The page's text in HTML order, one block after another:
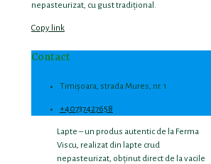
nepasteurizat, cu gust tradițional.
Copy link
Contact
Timișoara, strada Mures, nr. 1
+40737427658
Lapte – un produs autentic de la Ferma
Viscu, realizat din lapte crud
nepasteurizat, obținut direct de la vacile